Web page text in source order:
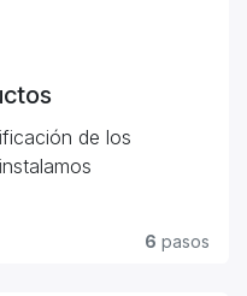
de los
6 pasos